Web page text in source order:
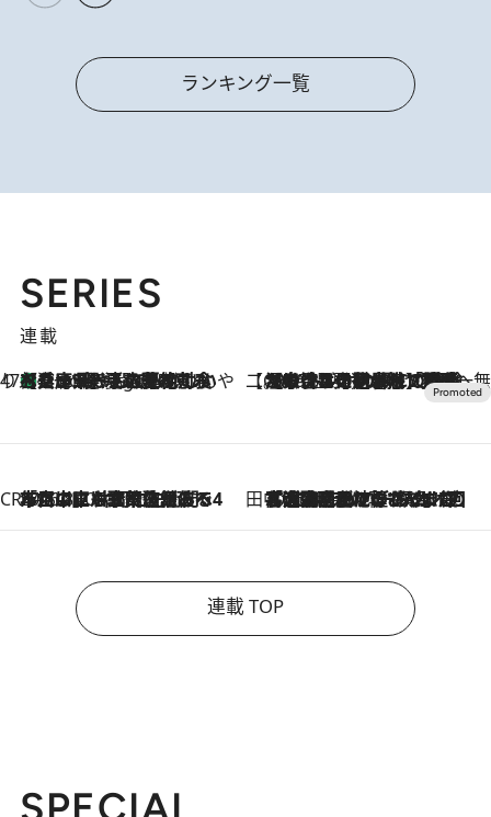
ランキング一覧
SERIES
連載
47都道府県の手みやげ ひんやりスイーツで夏を満喫
2 Hours Ago
【兵庫県】この夏絶対食べたい 冷やしておいしいおやつ3選 淡路島の恵みをジェラートに集約 【CREA×星野リゾート】唯一無二。癒しと発見が待つ場所へ
2026.8.7
【トンボの足水浴】ヒノキの香りに包まれて涼感マックス！約13℃の湧水かけ流しを避暑地「星野温泉 トンボの湯」で体験
CREA'S CHOICE
2026.8.7
「立川にも歌舞伎があるんだよ」 片岡仁左衛門・市川中車ら豪華座組みで4年目の立川立飛歌舞伎へ 田中稲の勝手に再ブーム
2026.8.7
「湘南乃風に憧れて」観客大盛上がりの“タオル回し”に、ラッパー顔負けの高速歌唱まで…さだまさし（74）のアグレッシブすぎる現在地
連載 TOP
SPECIAL